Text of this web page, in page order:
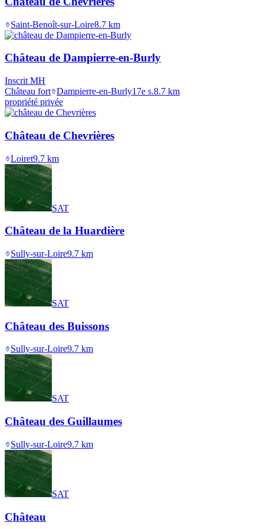
Saint-Benoît-sur-Loire8.7 km
Château de Dampierre-en-Burly
Inscrit MH
Château fort Dampierre-en-Burly17e s.8.7 km
propriété privée
Château de Chevrières
Loiret9.7 km
SAT
Château de la Huardière
Sully-sur-Loire9.7 km
SAT
Château des Buissons
Sully-sur-Loire9.7 km
SAT
Château des Guillaumes
Sully-sur-Loire9.7 km
SAT
Château